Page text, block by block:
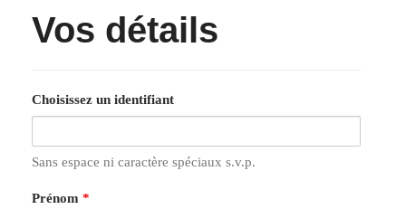
Vos détails
Choisissez un identifiant
Sans espace ni caractère spéciaux s.v.p.
Prénom *